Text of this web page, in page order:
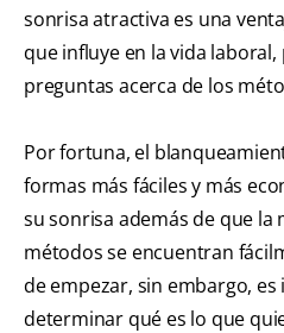
sonrisa atractiva es una
que influye en la vida
preguntas acerca de los
Por fortuna, el
formas más fáciles y más
su sonrisa además de que la
métodos se encuentran
de empezar, sin embargo,
determinar qué es lo que